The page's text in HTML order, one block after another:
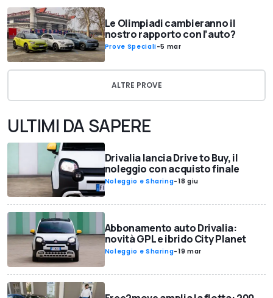
Le Olimpiadi cambieranno il
nostro rapporto con l’auto?
Prove Speciali-5 mar
ALTRE PROVE
ULTIMI DA SAPERE
Drivalia lancia Drive to Buy, il
noleggio con acquisto finale
Noleggio e Sharing-18 giu
Abbonamento auto Drivalia:
novità GPL e ibrido City Planet
Noleggio e Sharing-19 mar